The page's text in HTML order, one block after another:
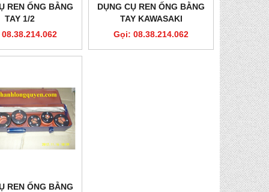
REN ỐNG BẰNG
TAY 1/2
DỤNG CỤ REN ỐNG BẰNG
TAY KAWASAKI
Gọi: 08.38.214.062
REN ỐNG BẰNG